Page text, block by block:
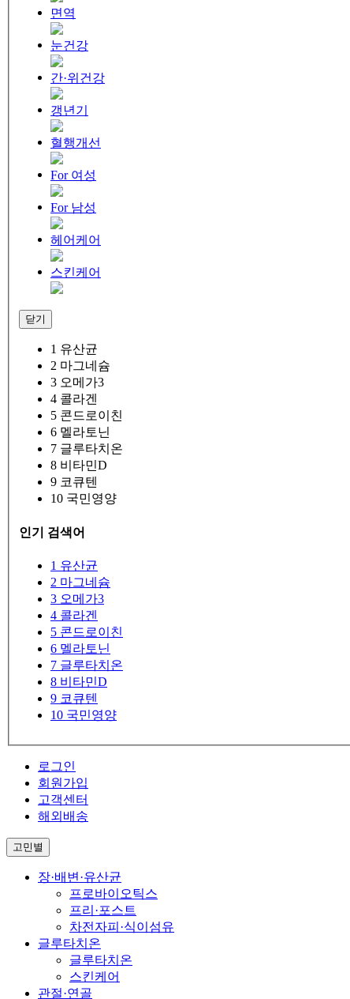
면역
눈건강
간·위건강
갱년기
혈행개선
For 여성
For 남성
헤어케어
스킨케어
닫기
1 유산균
2 마그네슘
3 오메가3
4 콜라겐
5 콘드로이친
6 멜라토닌
7 글루타치온
8 비타민D
9 코큐텐
10 국민영양
인기 검색어
1 유산균
2 마그네슘
3 오메가3
4 콜라겐
5 콘드로이친
6 멜라토닌
7 글루타치온
8 비타민D
9 코큐텐
10 국민영양
로그인
회원가입
고객센터
해외배송
고민별
장·배변·유산균
프로바이오틱스
프리·포스트
차전자피·식이섬유
글루타치온
글루타치온
스킨케어
관절·연골